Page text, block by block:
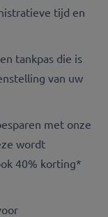
tijd en
tankpas die is
van uw
met onze
wordt
40% korting*